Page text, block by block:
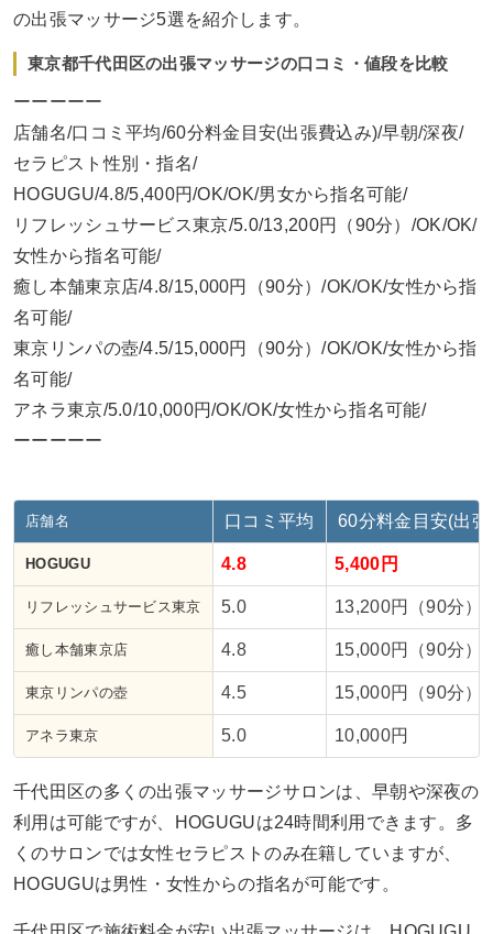
の出張マッサージ5選を紹介します。
東京都千代田区の出張マッサージの口コミ・値段を比較
ーーーーー
店舗名/口コミ平均/60分料金目安(出張費込み)/早朝/深夜/
セラピスト性別・指名/
HOGUGU/4.8/5,400円/OK/OK/男女から指名可能/
リフレッシュサービス東京/5.0/13,200円（90分）/OK/OK/
女性から指名可能/
癒し本舗東京店/4.8/15,000円（90分）/OK/OK/女性から指
名可能/
東京リンパの壺/4.5/15,000円（90分）/OK/OK/女性から指
名可能/
アネラ東京/5.0/10,000円/OK/OK/女性から指名可能/
ーーーーー
店舗名 口コミ平均 60分料金目安(出
HOGUGU 4.8 5,400円
リフレッシュサービス東京 5.0 13,200円（90分）
癒し本舗東京店 4.8 15,000円（90分）
東京リンパの壺 4.5 15,000円（90分）
アネラ東京 5.0 10,000円
千代田区の多くの出張マッサージサロンは、早朝や深夜の
利用は可能ですが、HOGUGUは24時間利用できます。多
くのサロンでは女性セラピストのみ在籍していますが、
HOGUGUは男性・女性からの指名が可能です。